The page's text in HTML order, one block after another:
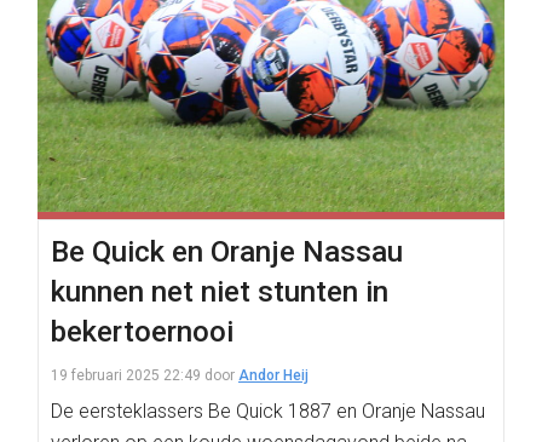
Be Quick en Oranje Nassau
kunnen net niet stunten in
bekertoernooi
19 februari 2025 22:49 door Andor Heij
De eersteklassers Be Quick 1887 en Oranje Nassau